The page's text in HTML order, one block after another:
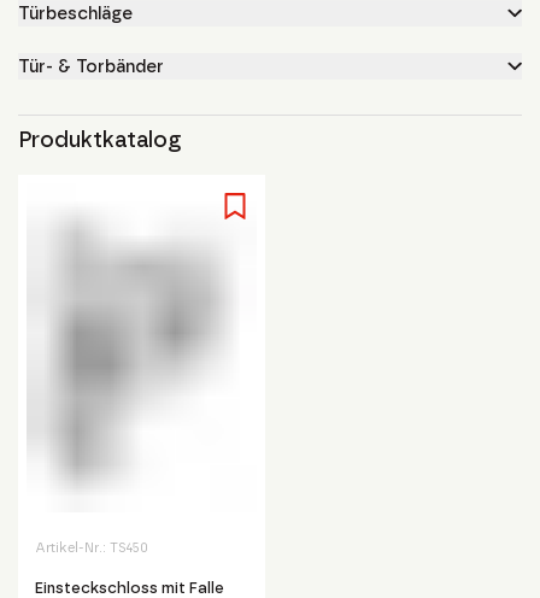
Türbeschläge
Tür- & Torbänder
Produktkatalog
Artikel-Nr.: TS450
Einsteckschloss mit Falle